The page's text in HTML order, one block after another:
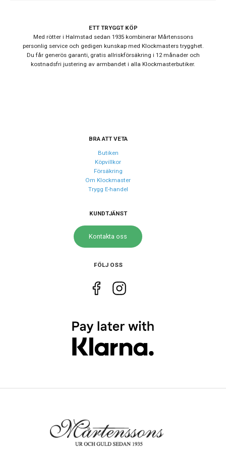
ETT TRYGGT KÖP
Med rötter i Halmstad sedan 1935 kombinerar Mårtenssons
personlig service och gedigen kunskap med Klockmasters trygghet.
Du får generös garanti, gratis allriskförsäkring i 12 månader och
kostnadsfri justering av armbandet i alla Klockmasterbutiker.
BRA ATT VETA
Butiken
Köpvillkor
Försäkring
Om Klockmaster
Trygg E-handel
KUNDTJÄNST
Kontakta oss
FÖLJ OSS